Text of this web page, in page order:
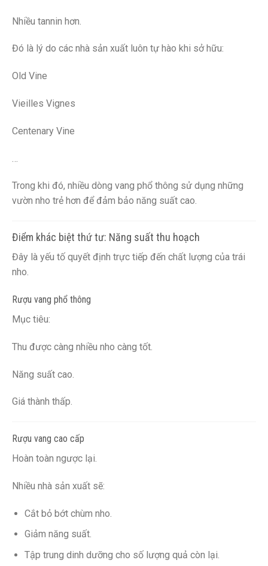
Nhiều tannin hơn.
Đó là lý do các nhà sản xuất luôn tự hào khi sở hữu:
Old Vine
Vieilles Vignes
Centenary Vine
Trong khi đó, nhiều dòng vang phổ thông sử dụng những
vườn nho trẻ hơn để đảm bảo năng suất cao.
Điểm khác biệt thứ tư: Năng suất thu hoạch
Đây là yếu tố quyết định trực tiếp đến chất lượng của trái
nho.
Rượu vang phổ thông
Mục tiêu:
Thu được càng nhiều nho càng tốt.
Năng suất cao.
Giá thành thấp.
Rượu vang cao cấp
Hoàn toàn ngược lại.
Nhiều nhà sản xuất sẽ:
Cắt bỏ bớt chùm nho.
Giảm năng suất.
Tập trung dinh dưỡng cho số lượng quả còn lại.